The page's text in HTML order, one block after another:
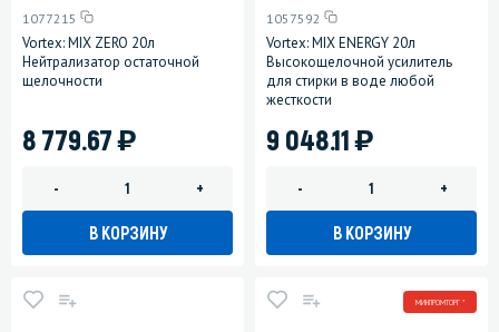
1077215
Vortex: MIX ZERO 20л
Нейтрализатор остаточной
щелочности
8 779.67)
- +
В КОРЗИНУ
1057592
Vortex: MIX ENERGY 20л
Высокощелочной усилитель
для стирки в воде любой
жесткости
9 048.11)
- +
В КОРЗИНУ
МИНПРОМТОРГ *